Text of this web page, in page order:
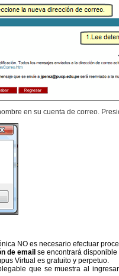
en su cuenta de correo.
NO es necesario efectuar
de email se encontrará
Virtual es gratuito y perpetuo.
que se muestra al